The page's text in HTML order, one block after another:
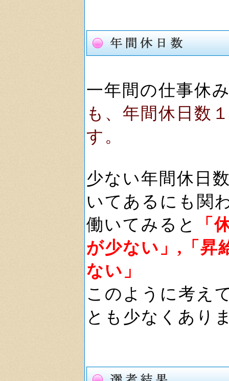
一年間の仕事休
も、年間休日数
す。
少ない年間休日
いてあるにも関
働いてみると
「
が少ない」,「昇
ない」
このように考え
とも少なくあり